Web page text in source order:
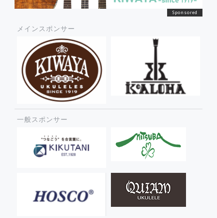
メインスポンサー
一般スポンサー